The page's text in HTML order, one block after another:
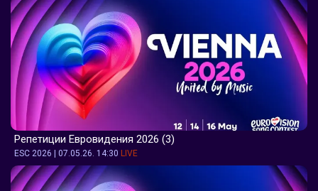
Репетиции Евровидения 2026 (3)
ESC 2026 | 07.05.26. 14:30 LIVE